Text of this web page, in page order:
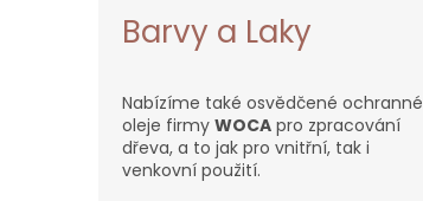
Barvy a Laky
Nabízíme také osvědčené ochranné
oleje firmy WOCA pro zpracování
dřeva, a to jak pro vnitřní, tak i
venkovní použití.